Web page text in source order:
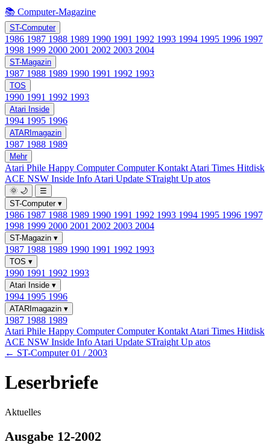
📚 Computer-Magazine
ST-Computer
1986 1987 1988 1989 1990 1991 1992 1993 1994 1995 1996 1997
1998 1999 2000 2001 2002 2003 2004
ST-Magazin
1987 1988 1989 1990 1991 1992 1993
TOS
1990 1991 1992 1993
Atari Inside
1994 1995 1996
ATARImagazin
1987 1988 1989
Mehr
Atari Phile Happy ComputerComputer Kontakt Atari Times Hitdisk
ACE NSW Inside Info Atari Update STraight Up atos
🌞 🌙
☰
ST-Computer ▾
1986 1987 1988 1989 1990 1991 1992 1993 1994 1995 1996 1997
1998 1999 2000 2001 2002 2003 2004
ST-Magazin ▾
1987 1988 1989 1990 1991 1992 1993
TOS ▾
1990 1991 1992 1993
Atari Inside ▾
1994 1995 1996
ATARImagazin ▾
1987 1988 1989
Atari Phile Happy ComputerComputer Kontakt Atari Times Hitdisk
ACE NSW Inside Info Atari Update STraight Up atos
← ST-Computer 01 / 2003
Leserbriefe
Aktuelles
Ausgabe 12-2002